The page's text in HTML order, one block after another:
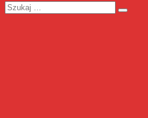
Szukaj:
Szukaj